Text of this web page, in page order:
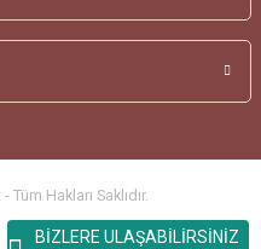
BİZLERE ULAŞABİLİRSİNİZ
Hakları Saklıdır.